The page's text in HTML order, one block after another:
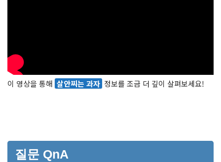
이 영상을 통해 살안찌는 과자 정보를 조금 더 깊이 살펴보세요!
질문 QnA